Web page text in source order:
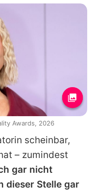
scheinbar,
– zumindest
gar nicht
dieser Stelle gar
Awards, 2026